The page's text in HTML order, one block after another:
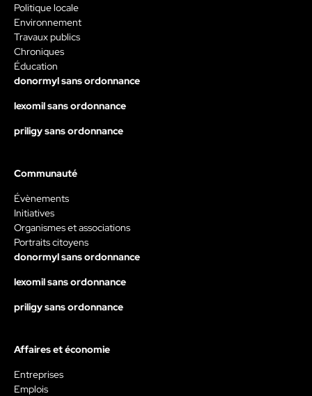
Politique locale
Environnement
Travaux publics
Chroniques
Éducation
donormyl sans ordonnance
lexomil sans ordonnance
priligy sans ordonnance
Communauté
Évènements
Initiatives
Organismes et associations
Portraits citoyens
donormyl sans ordonnance
lexomil sans ordonnance
priligy sans ordonnance
Affaires et économie
Entreprises
Emplois